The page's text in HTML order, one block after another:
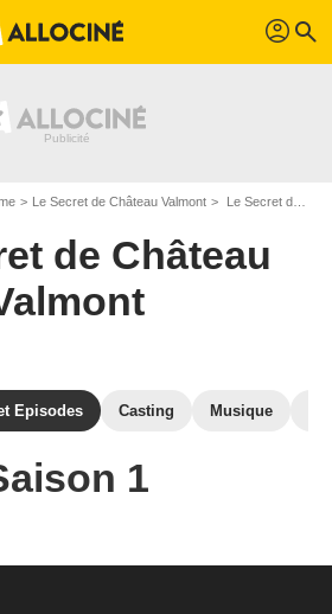
profil search
Le Secret de Château Valmont Le Secret de Château Valmont : Episodes de la saison 1
de Château
Episodes Casting Musique
1